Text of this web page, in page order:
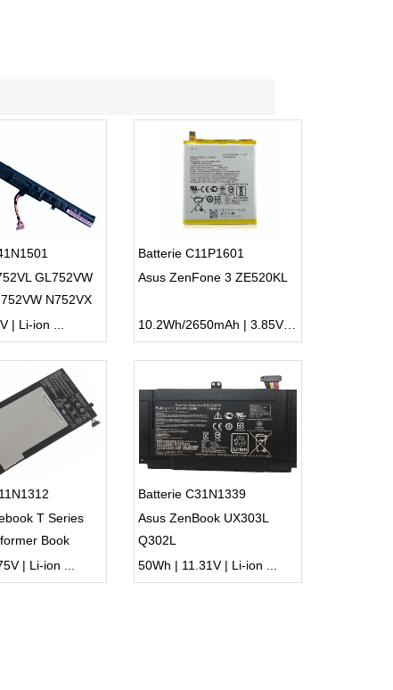
GL752VW
N752VX
| Li-ion ...
Batterie C11P1601
Asus ZenFone 3 ZE520KL
10.2Wh/2650mAh | 3.85V | Li-ion ...
T Series
Book
| Li-ion ...
Batterie C31N1339
Asus ZenBook UX303L
Q302L
50Wh | 11.31V | Li-ion ...